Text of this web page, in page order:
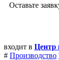
Оставьте
входит в Центр
# Производство